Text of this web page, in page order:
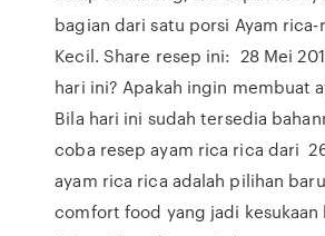
bagian dari satu porsi Ayam
Kecil. Share resep ini: 28 Mei
hari ini? Apakah ingin membuat
Bila hari ini sudah tersedia
coba resep ayam rica rica dari
ayam rica rica adalah pilihan
comfort food yang jadi kesukaan